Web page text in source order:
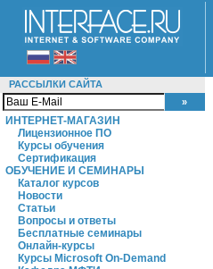
РАССЫЛКИ САЙТА
ИНТЕРНЕТ-МАГАЗИН
Лицензионное ПО
Курсы обучения
Сертификация
ОБУЧЕНИЕ И СЕМИНАРЫ
Каталог курсов
Новости
Статьи
Вопросы и ответы
Бесплатные семинары
Онлайн-курсы
Курсы Microsoft On-Demand